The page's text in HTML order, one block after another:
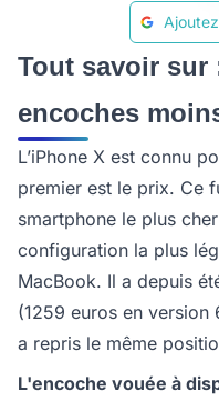
Tout savoir sur
encoches
L’iPhone X est connu
premier est le prix. Ce
smartphone le plus
configuration la plus
MacBook. Il a depuis
(1259 euros en version
a repris le même
L'encoche vouée à